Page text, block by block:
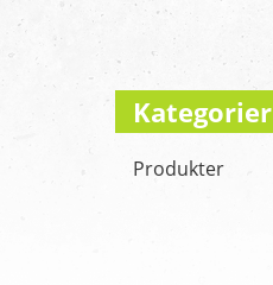
Kategorier
Produkter